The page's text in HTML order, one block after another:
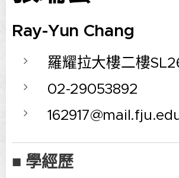
Ray-Yun Chang
羅耀拉大樓二樓
02-29053892
■ 學經歷